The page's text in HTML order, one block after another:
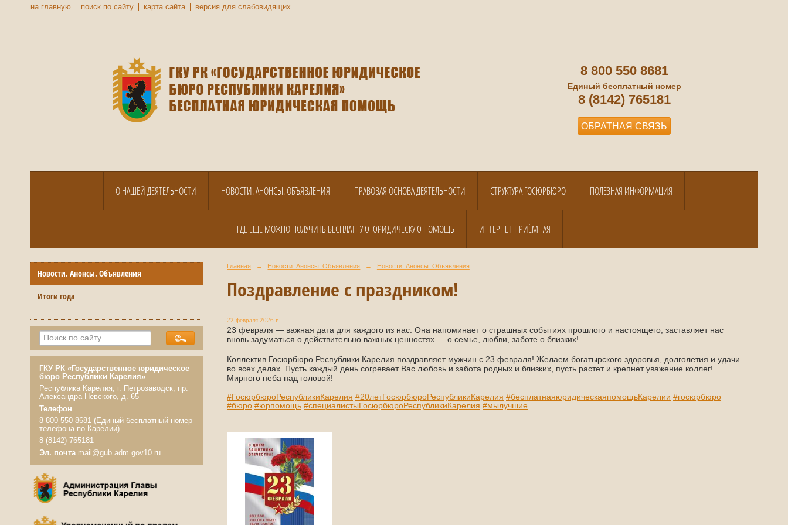
на главную поиск по сайту карта сайта версия для слабовидящих
8 800 550 8681
Единый бесплатный номер
8 (8142) 765181
ОБРАТНАЯ СВЯЗЬ
О НАШЕЙ ДЕЯТЕЛЬНОСТИ НОВОСТИ. АНОНСЫ. ОБЪЯВЛЕНИЯ ПРАВОВАЯ ОСНОВА ДЕЯТЕЛЬНОСТИ СТРУКТУРА ГОСЮРБЮРО ПОЛЕЗНАЯ ИНФОРМАЦИЯ
ГДЕ ЕЩЕ МОЖНО ПОЛУЧИТЬ БЕСПЛАТНУЮ ЮРИДИЧЕСКУЮ ПОМОЩЬ ИНТЕРНЕТ-ПРИЁМНАЯ
Новости. Анонсы. Объявления
Итоги года
ГКУ РК «Государственное юридическое
бюро Республики Карелия»
Республика Карелия, г. Петрозаводск, пр.
Александра Невского, д. 65
Телефон
8 800 550 8681 (Единый бесплатный номер
телефона по Карелии)
8 (8142) 765181
Эл. почта mail@gub.adm.gov10.ru
Главная → Новости. Анонсы. Объявления → Новости. Анонсы. Объявления
Поздравление с праздником!
22 февраля 2026 г.
23 февраля — важная дата для каждого из нас. Она напоминает о страшных событиях прошлого и настоящего, заставляет нас
вновь задуматься о действительно важных ценностях — о семье, любви, заботе о близких!
Коллектив Госюрбюро Республики Карелия поздравляет мужчин с 23 февраля! Желаем богатырского здоровья, долголетия и удачи
во всех делах. Пусть каждый день согревает Вас любовь и забота родных и близких, пусть растет и крепнет уважение коллег!
Мирного неба над головой!
#ГосюрбюроРеспубликиКарелия #20летГосюрбюроРеспубликиКарелия #бесплатнаяюридическаяпомощьКарелии #госюрбюро
#бюро #юрпомощь #специалистыГосюрбюроРеспубликиКарелия #мылучшие